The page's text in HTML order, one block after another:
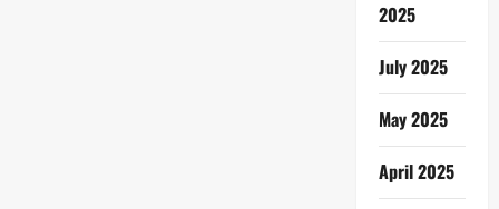
2025
July 2025
May 2025
April 2025